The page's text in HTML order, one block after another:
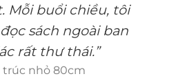
Mỗi buổi chiều, tôi
sách ngoài ban
rất thư thái.”
trúc nhỏ 80cm